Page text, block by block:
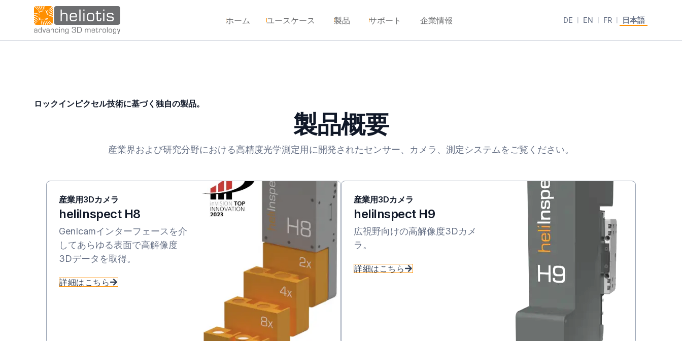
ホーム ユースケース 製品 サポート 企業情報 DE EN FR 日本語
ロックインピクセル技術に基づく独自の製品。
製品概要
産業界および研究分野における高精度光学測定用に開発されたセンサー、カメラ、測定システムをご覧ください。
産業用3Dカメラ
heliInspect H8
GenIcamインターフェースを介
してあらゆる表面で高解像度
3Dデータを取得。
詳細はこちら
産業用3Dカメラ
heliInspect H9
広視野向けの高解像度3Dカメ
ラ。
詳細はこちら